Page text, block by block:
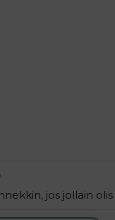
jos jollain